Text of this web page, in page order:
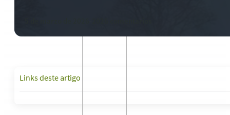
Links deste artigo